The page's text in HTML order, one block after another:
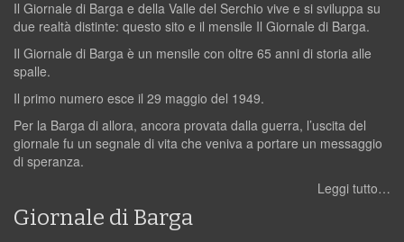
Il Giornale di Barga e della Valle del Serchio vive e si sviluppa su
due realtà distinte: questo sito e il mensile Il Giornale di Barga.
Il Giornale di Barga è un mensile con oltre 65 anni di storia alle
spalle.
Il primo numero esce il 29 maggio del 1949.
Per la Barga di allora, ancora provata dalla guerra, l’uscita del
giornale fu un segnale di vita che veniva a portare un messaggio
di speranza.
Leggi tutto…
Giornale di Barga